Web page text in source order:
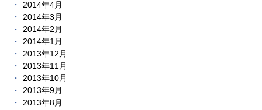
2014年4月
2014年3月
2014年2月
2014年1月
2013年12月
2013年11月
2013年10月
2013年9月
2013年8月